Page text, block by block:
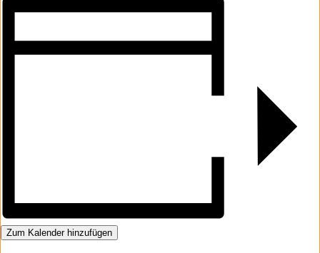
Zum Kalender hinzufügen